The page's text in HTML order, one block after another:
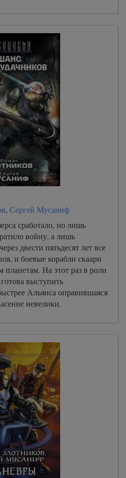
, Сергей Мусаниф
сработало, но лишь
войну, а лишь
двести пятьдесят лет все
и боевые корабли скаари
планетам. На этот раз в роли
выступить
Альянса оправившаяся
невелики.